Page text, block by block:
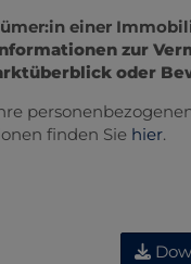
einer
zur
oder
finden Sie hier.